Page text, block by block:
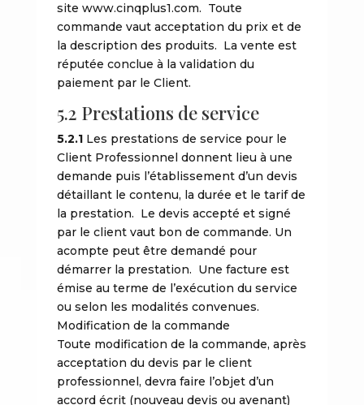
site www.cinqplus1.com. Toute
commande vaut acceptation du prix et de
la description des produits. La vente est
réputée conclue à la validation du
paiement par le Client.
5.2 Prestations de service
5.2.1Les prestations de service pour le
Client Professionnel donnent lieu à une
demande puis l’établissement d’un devis
détaillant le contenu, la durée et le tarif de
la prestation. Le devis accepté et signé
par le client vaut bon de commande. Un
acompte peut être demandé pour
démarrer la prestation. Une facture est
émise au terme de l’exécution du service
ou selon les modalités convenues.
Modification de la commande
Toute modification de la commande, après
acceptation du devis par le client
professionnel, devra faire l’objet d’un
accord écrit (nouveau devis ou avenant)